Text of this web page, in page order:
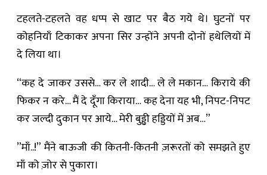
टहलते-टहलते वह धप्प से खाट पर बैठ गये थे। घुटनों पर
कोहनियाँ टिकाकर अपना सिर उन्होंने अपनी दोनों हथेलियों में
दे लिया था।
“कह दे जाकर उससे… कर ले शादी… ले ले मकान… किराये की
फिकर न करे… मैं दे दूँगा किराया… कह देना यह भी, निपट-निपट
कर जल्दी दुकान पर आये… मेरी बुड्ढी हड्डियों में अब…”
”माँ..!” मैंने बाऊजी की कितनी-कितनी ज़रूरतों को समझते हुए
माँ को ज़ोर से पुकारा।